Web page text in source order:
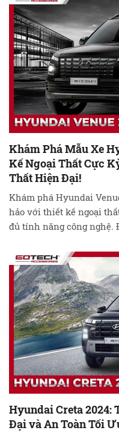
Khám Phá Mẫu Xe
Kế Ngoại Thất Cực
Thất Hiện Đại!
Khám phá Hyundai
hảo với thiết kế ngoại
đủ tính năng công
lái thử ngay hôm nay …
Hyundai Creta 2024:
Đại và An Toàn Tối